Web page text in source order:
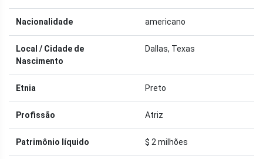
Nacionalidade americano
Local / Cidade de
Nascimento
Dallas, Texas
Etnia Preto
Profissão Atriz
Patrimônio líquido $ 2 milhões